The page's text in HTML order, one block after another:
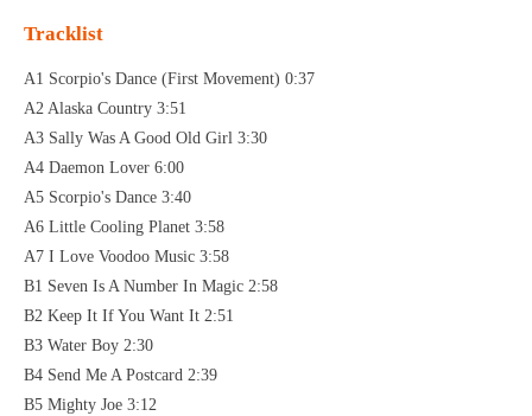
Tracklist
A1 Scorpio's Dance (First Movement) 0:37
A2 Alaska Country 3:51
A3 Sally Was A Good Old Girl 3:30
A4 Daemon Lover 6:00
A5 Scorpio's Dance 3:40
A6 Little Cooling Planet 3:58
A7 I Love Voodoo Music 3:58
B1 Seven Is A Number In Magic 2:58
B2 Keep It If You Want It 2:51
B3 Water Boy 2:30
B4 Send Me A Postcard 2:39
B5 Mighty Joe 3:12